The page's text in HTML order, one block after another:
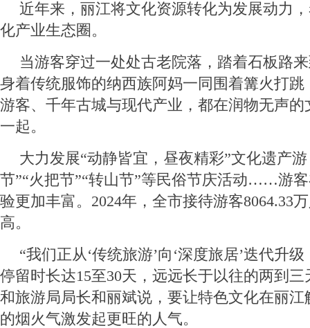
近年来，丽江将文化资源转化为发展动力
化产业生态圈。
当游客穿过一处处古老院落，踏着石板路
身着传统服饰的纳西族阿妈一同围着篝火打
游客、千年古城与现代产业，都在润物无声
一起。
大力发展“动静皆宜，昼夜精彩”文化遗产
节”“火把节”“转山节”等民俗节庆活动……游
验更加丰富。2024年，全市接待游客8064.33
高。
“我们正从‘传统旅游’向‘深度旅居’迭代升
停留时长达15至30天，远远长于以往的两到三
和旅游局局长和丽斌说，要让特色文化在丽
的烟火气激发起更旺的人气。